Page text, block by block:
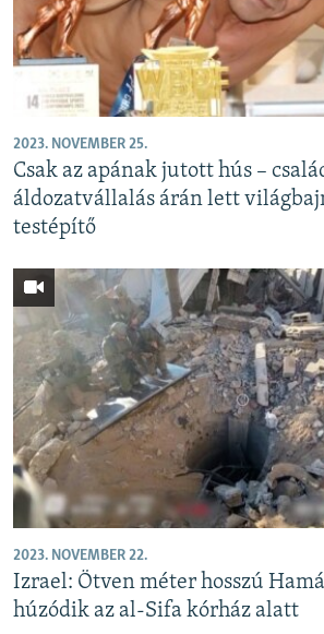
2023. NOVEMBER 25.
Csak az apának jutott hús –
áldozatvállalás árán lett
testépítő
2023. NOVEMBER 22.
Izrael: Ötven méter hosszú
húzódik az al-Sifa kórház alatt